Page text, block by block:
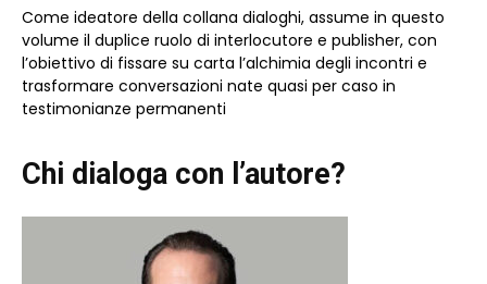
Come ideatore della collana dialoghi, assume in questo
volume il duplice ruolo di interlocutore e publisher, con
l’obiettivo di fissare su carta l’alchimia degli incontri e
trasformare conversazioni nate quasi per caso in
testimonianze permanenti
Chi dialoga con l’autore?